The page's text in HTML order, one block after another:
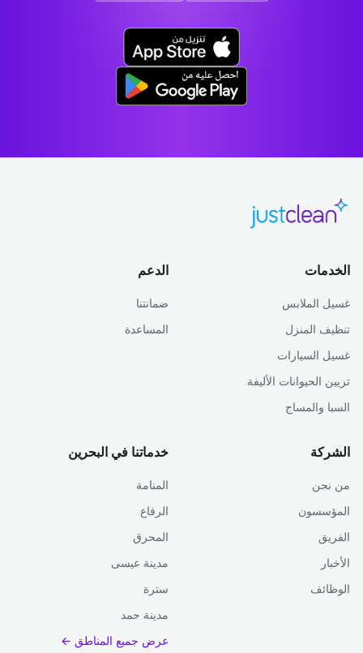
الخدمات
غسيل الملابس
تنظيف المنزل
غسيل السيارات
تزيين الحيوانات الأليفة
السبا والمساج
الدعم
ضمانتنا
المساعدة
الشركة
من نحن
المؤسسون
الفريق
الأخبار
الوظائف
خدماتنا في البحرين
المنامة
الرفاع
المحرق
مدينة عيسى
سترة
مدينة حمد
عرض جميع المناطق ←